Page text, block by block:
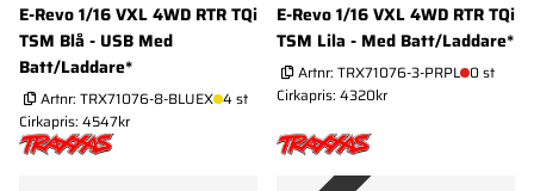
E-Revo 1/16 VXL 4WD RTR TQi
TSM Blå - USB Med
Batt/Laddare*
Artnr: TRX71076-8-BLUEX 4 st
Cirkapris: 4547kr
E-Revo 1/16 VXL 4WD RTR TQi
TSM Lila - Med Batt/Laddare*
Artnr: TRX71076-3-PRPL 0 st
Cirkapris: 4320kr